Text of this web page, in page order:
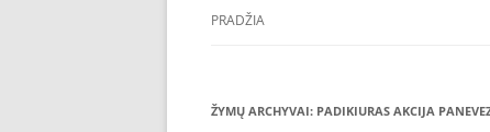
PRADŽIA
ŽYMŲ ARCHYVAI: PADIKIURAS AKCIJA